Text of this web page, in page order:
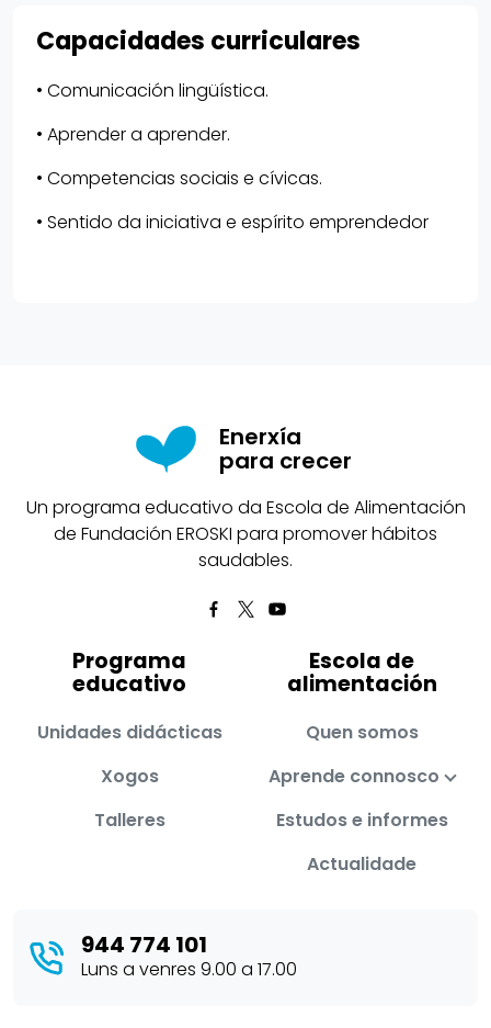
Capacidades curriculares
• Comunicación lingüística.
• Aprender a aprender.
• Competencias sociais e cívicas.
• Sentido da iniciativa e espírito emprendedor
Enerxía
para crecer
Un programa educativo da Escola de Alimentación
de Fundación EROSKI para promover hábitos
saudables.
Programa
educativo
Unidades didácticas
Xogos
Talleres
Escola de
alimentación
Quen somos
Aprende connosco
Estudos e informes
Actualidade
944 774 101
Luns a venres 9.00 a 17.00